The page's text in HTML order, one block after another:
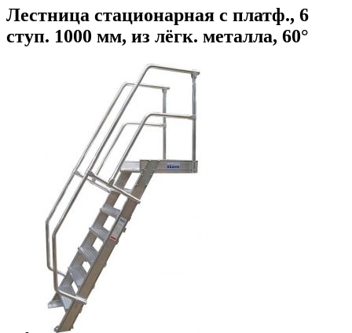
Лестница стационарная с платф., 6
ступ. 1000 мм, из лёгк. металла, 60°